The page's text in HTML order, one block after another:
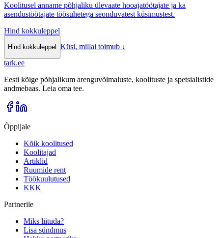
Koolitusel anname põhjaliku ülevaate hooajatöötajate ja ka
asendustöötajate töösuhetega seonduvatest küsimustest.
Hind kokkuleppel
Hind kokkuleppel Küsi, millal toimub ↓
tark.ee
Eesti kõige põhjalikum arenguvõimaluste, koolituste ja spetsialistide
andmebaas. Leia oma tee.
Õppijale
Kõik koolitused
Koolitajad
Artiklid
Ruumide rent
Töökuulutused
KKK
Partnerile
Miks liituda?
Lisa sündmus